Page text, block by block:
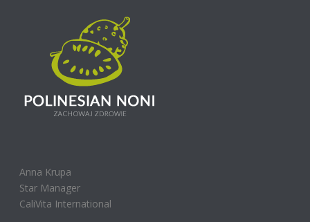
Anna Krupa
Star Manager
CaliVita International